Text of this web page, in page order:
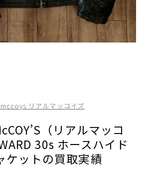
リアルマッコイズ
（リアルマッコ
30s ホースハイド
ケットの買取実績